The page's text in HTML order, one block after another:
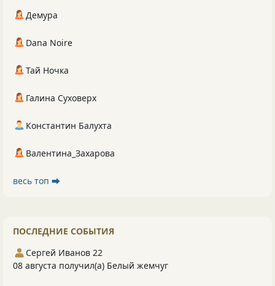
Демура
Dana Noire
Тай Ночка
Галина Суховерх
Константин Балухта
Валентина_Захарова
весь топ ⮕
ПОСЛЕДНИЕ СОБЫТИЯ
Сергей Иванов 22
08 августа получил(а) Белый жемчуг